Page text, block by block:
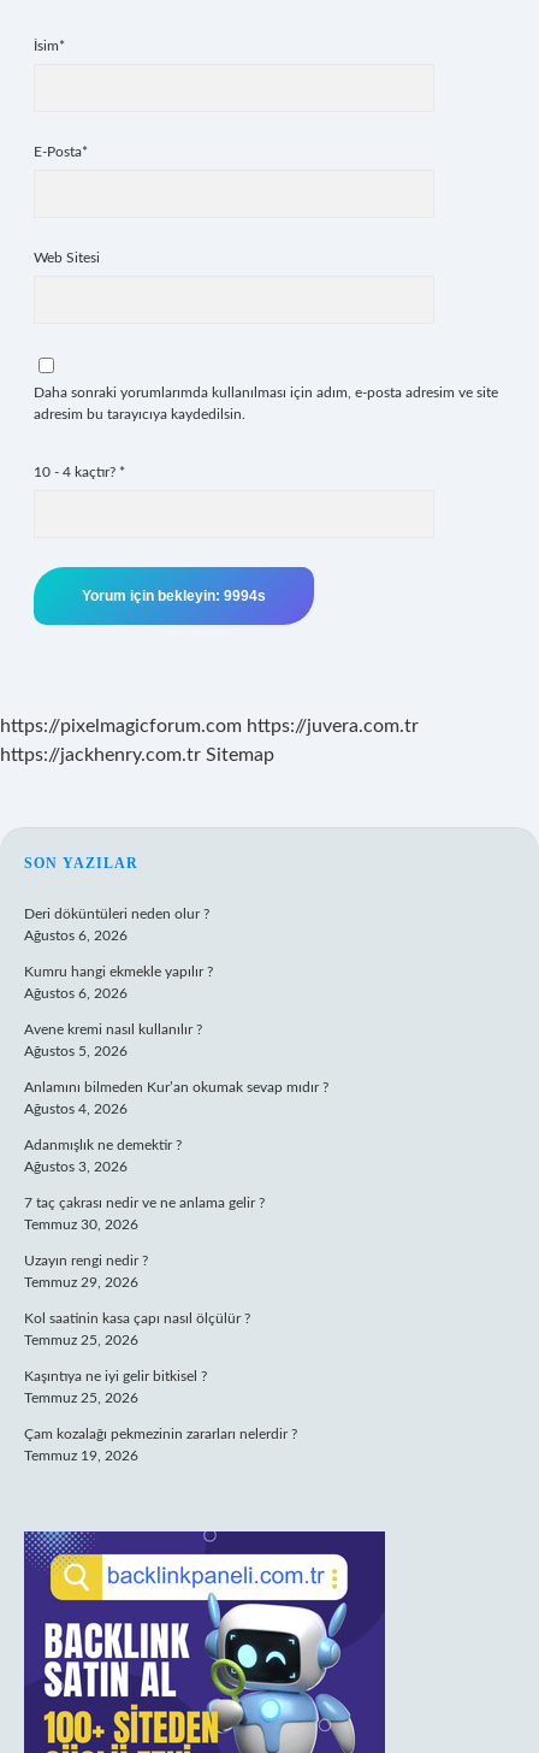
İsim*
E-Posta*
Web Sitesi
Daha sonraki yorumlarımda kullanılması için adım, e-posta adresim ve site
adresim bu tarayıcıya kaydedilsin.
10 - 4 kaçtır? *
https://pixelmagicforum.com https://juvera.com.tr
https://jackhenry.com.tr Sitemap
SIDEBAR
SON YAZILAR
Deri döküntüleri neden olur ?
Ağustos 6, 2026
Kumru hangi ekmekle yapılır ?
Ağustos 6, 2026
Avene kremi nasıl kullanılır ?
Ağustos 5, 2026
Anlamını bilmeden Kur’an okumak sevap mıdır ?
Ağustos 4, 2026
Adanmışlık ne demektir ?
Ağustos 3, 2026
7 taç çakrası nedir ve ne anlama gelir ?
Temmuz 30, 2026
Uzayın rengi nedir ?
Temmuz 29, 2026
Kol saatinin kasa çapı nasıl ölçülür ?
Temmuz 25, 2026
Kaşıntıya ne iyi gelir bitkisel ?
Temmuz 25, 2026
Çam kozalağı pekmezinin zararları nelerdir ?
Temmuz 19, 2026